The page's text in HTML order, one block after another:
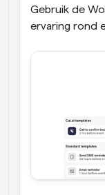
Gebruik de
ervaring rond